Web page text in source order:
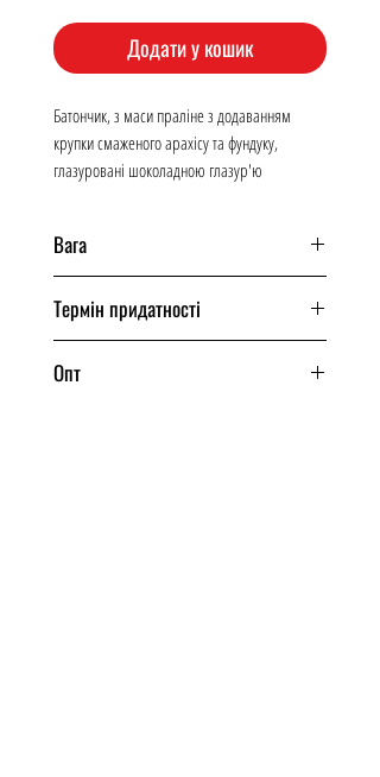
Додати у кошик
Батончик, з маси праліне з додаванням
крупки смаженого арахісу та фундуку,
глазуровані шоколадною глазур'ю
Вага
Термін придатності
Опт